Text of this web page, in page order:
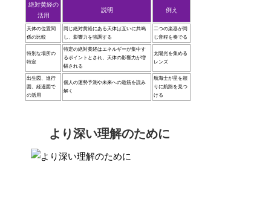
絶対黄経の
活用
説明 例え
天体の位置関
係の比較
同じ絶対黄経にある天体は互いに共鳴
し、影響力を強調する
二つの楽器が同
じ音程を奏でる
特別な場所の
特定
特定の絶対黄経はエネルギーが集中す
るポイントとされ、天体の影響力が増
幅される
太陽光を集める
レンズ
出生図、進行
図、経過図で
の活用
個人の運勢予測や未来への道筋を読み
解く
航海士が星を頼
りに航路を見つ
ける
より深い理解のために